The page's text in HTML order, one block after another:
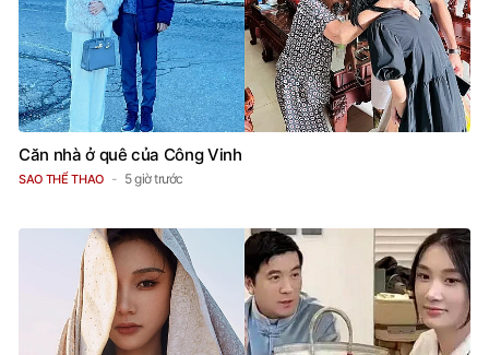
Căn nhà ở quê của Công Vinh
SAO THỂ THAO 5 giờ trước